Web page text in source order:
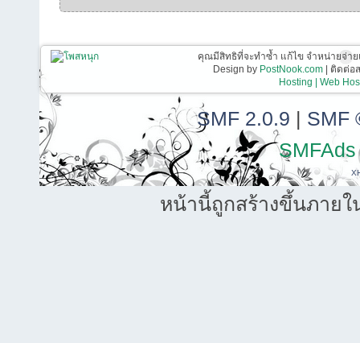
คุณมีสิทธิที่จะทำซ้ำ แก้ไข จำหน่ายจ่า
Design by PostNook.com| ติดต่อส
Hosting | Web
SMF 2.0.9 | SMF
SMFAds
หน้านี้ถูกสร้างขึ้นภายใ